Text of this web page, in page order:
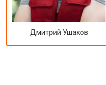
Дмитрий Ушаков